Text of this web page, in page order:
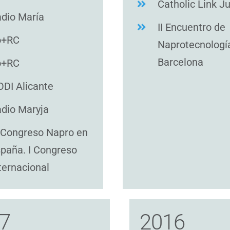
María
Alicante
Maryja
Napro en
I Congreso
Catholic Link
II Encuentro de
Barcelona
2016